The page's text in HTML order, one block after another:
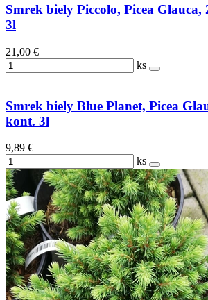
Smrek biely Piccolo, Picea Glauca,
3l
21,00 €
ks
Smrek biely Blue Planet, Picea
kont. 3l
9,89 €
ks